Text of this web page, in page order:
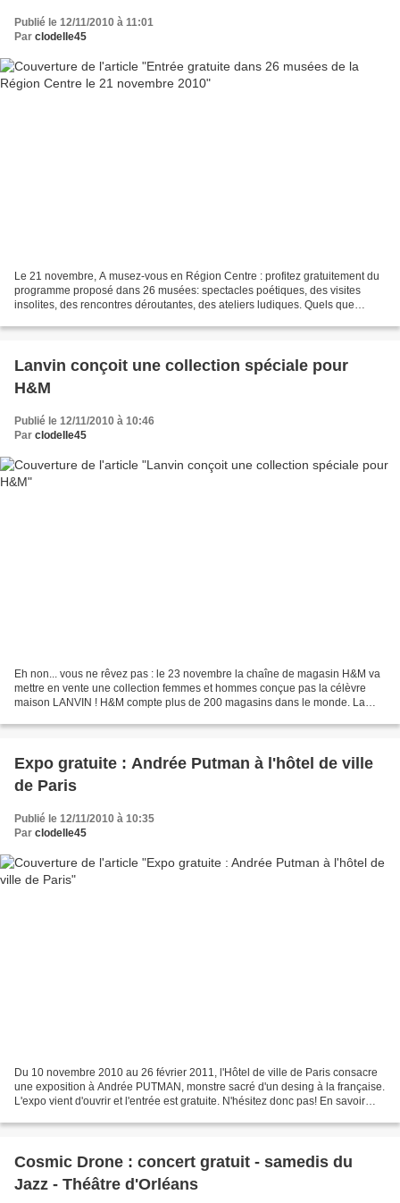
Publié le 12/11/2010 à 11:01
Par clodelle45
Le 21 novembre, A musez-vous en Région Centre : profitez gratuitement du
programme proposé dans 26 musées: spectacles poétiques, des visites
insolites, des rencontres déroutantes, des ateliers ludiques. Quels que
Lanvin conçoit une collection spéciale pour
H&M
Publié le 12/11/2010 à 10:46
Par clodelle45
Eh non... vous ne rêvez pas : le 23 novembre la chaîne de magasin H&M va
mettre en vente une collection femmes et hommes conçue pas la célèvre
maison LANVIN ! H&M compte plus de 200 magasins dans le monde. La
Expo gratuite : Andrée Putman à l'hôtel de ville
de Paris
Publié le 12/11/2010 à 10:35
Par clodelle45
Du 10 novembre 2010 au 26 février 2011, l'Hôtel de ville de Paris consacre
une exposition à Andrée PUTMAN, monstre sacré d'un desing à la française.
L'expo vient d'ouvrir et l'entrée est gratuite. N'hésitez donc pas! En savoir
Cosmic Drone : concert gratuit - samedis du
Jazz - Théâtre d'Orléans